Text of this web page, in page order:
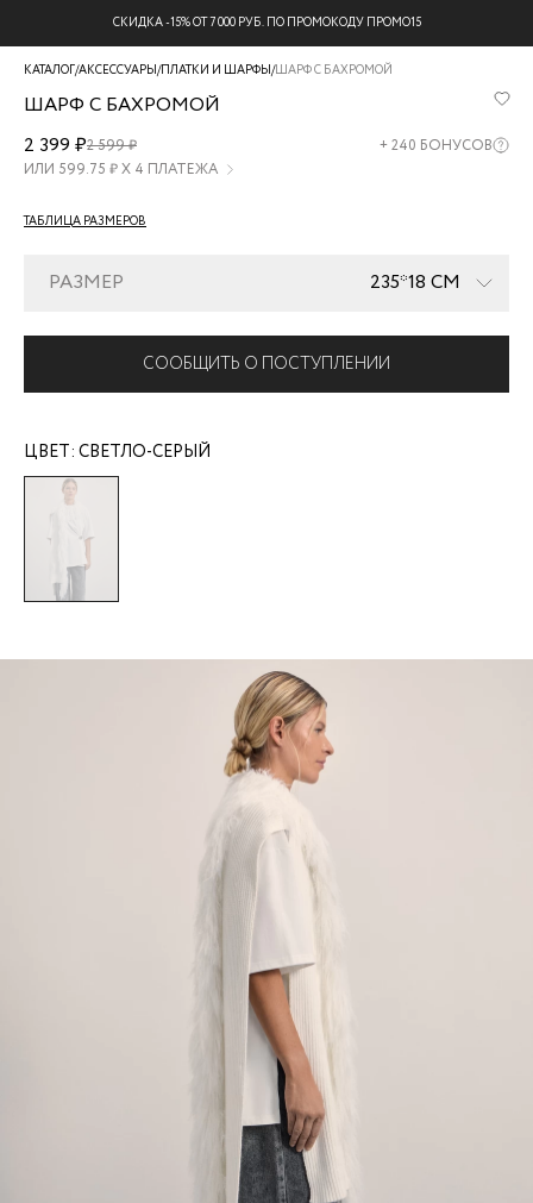
БЕСПЛАТНАЯ ДОСТАВКА НА ВСЕ ЗАКАЗЫ
КАТАЛОГ/АКСЕССУАРЫ/ПЛАТКИ И ШАРФЫ/ШАРФ С БАХРОМОЙ
ШАРФ С БАХРОМОЙ
4471150003-
30
2 399 ₽2 599 ₽ +240 БОНУСОВ
ИЛИ 599.75 ₽ Х 4 ПЛАТЕЖА
ТАБЛИЦА РАЗМЕРОВ
РАЗМЕР 235*18 СМ
СООБЩИТЬ О ПОСТУПЛЕНИИ
ЦВЕТ: СВЕТЛО-СЕРЫЙ